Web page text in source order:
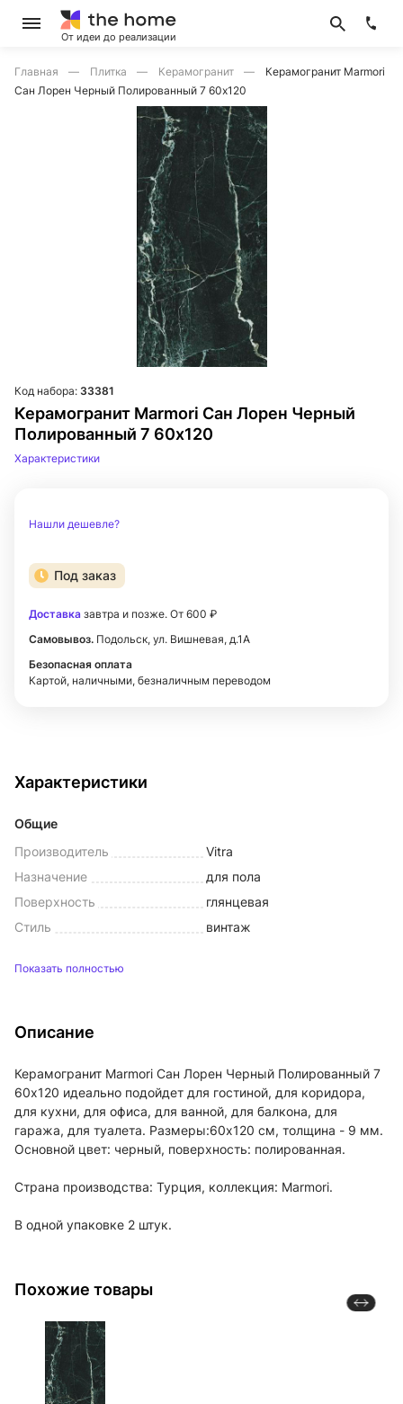
От идеи до реализации
Главная Плитка Керамогранит
Керамогранит Marmori
Сан Лорен Черный Полированный 7 60х120
Керамогранит Marmori Сан Лорен Черный
Полированный 7 60х120
Код набора: 33381
Характеристики
Нашли дешевле?
Под заказ
Доставка завтра и позже. От 600 ₽
Самовывоз. Подольск, ул. Вишневая, д.1А
Безопасная оплата
Картой, наличными, безналичным переводом
Характеристики
Общие
Производитель
Vitra
Назначение
для пола
Поверхность
глянцевая
Стиль
винтаж
Показать полностью
Описание
Керамогранит Marmori Сан Лорен Черный Полированный 7
60х120 идеально подойдет для гостиной, для коридора,
для кухни, для офиса, для ванной, для балкона, для
гаража, для туалета. Размеры:60x120 см, толщина - 9 мм.
Основной цвет: черный, поверхность: полированная.
Страна производства: Турция, коллекция: Marmori.
В одной упаковке 2 штук.
Похожие товары